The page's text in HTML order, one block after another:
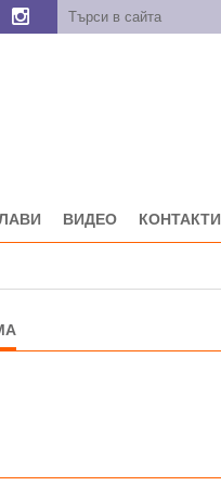
ВИДЕО КОНТАКТИ